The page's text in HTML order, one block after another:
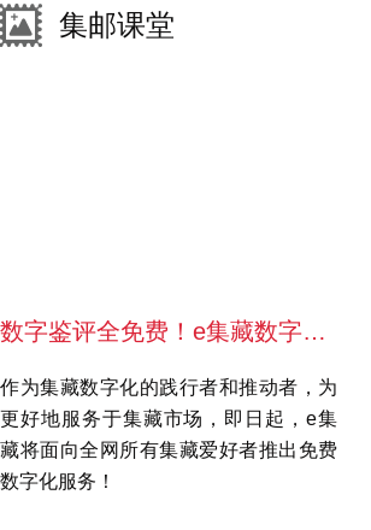
集邮课堂
数字鉴评全免费！e集藏数字集藏服务再升级！
作为集藏数字化的践行者和推动者，为
更好地服务于集藏市场，即日起，e集
藏将面向全网所有集藏爱好者推出免费
数字化服务！